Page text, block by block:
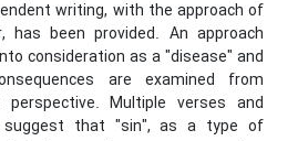
writing, with the approach of
has been provided. An approach
consideration as a "disease" and
are examined from
perspective. Multiple verses and
suggest that "sin", as a type of